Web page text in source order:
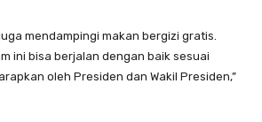
mendampingi makan bergizi gratis.
ini bisa berjalan dengan baik sesuai
oleh Presiden dan Wakil Presiden,”